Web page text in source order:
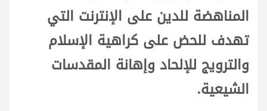
المناهضة للدين على الإنترنت التي
تهدف للحض على كراهية الإسلام
والترويج للإلحاد وإهانة المقدسات
الشيعية.